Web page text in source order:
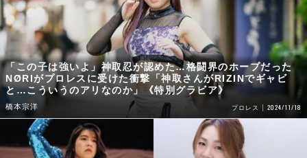
「この子は強いよ」神取忍が認めた…格闘界のホープだった
NØRIがプロレスに受けた衝撃「神取さんがRIZINでギャビ
と…こういうのアリなのか」《特別グラビア》
橋本宗洋 プロレス 2024/11/18